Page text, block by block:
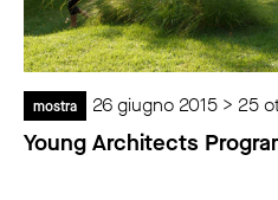
mostra 26 giugno 2015 > 25
Young Architects